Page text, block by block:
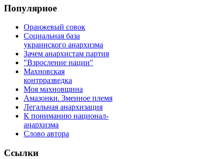
Популярное
Оранжевый совок
Социальная база
украинского анархизма
Зачем анархистам партия
"Взросление нации"
Махновская
контрразведка
Моя махновщина
Амазонки. Змеиное племя
Легальная анархизация
К пониманию национал-
анархизма
Слово автора
Ссылки